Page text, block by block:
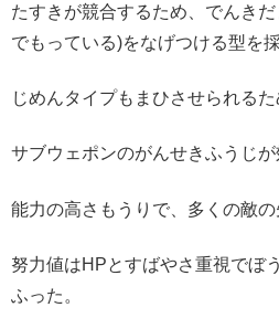
たすきが競合するため、でんき
でもっている)をなげつける型を採
じめんタイプもまひさせられるた
サブウェポンのがんせきふうじが
能力の高さもうりで、多くの敵の
努力値はHPとすばやさ重視でぼ
ふった。